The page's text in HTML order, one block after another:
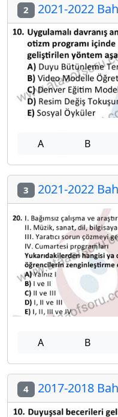
2 2021-2022
A B
3 2021-2022
A B
4 2017-2018